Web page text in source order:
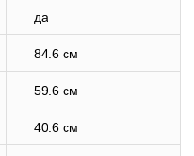
да
84.6 см
59.6 см
40.6 см